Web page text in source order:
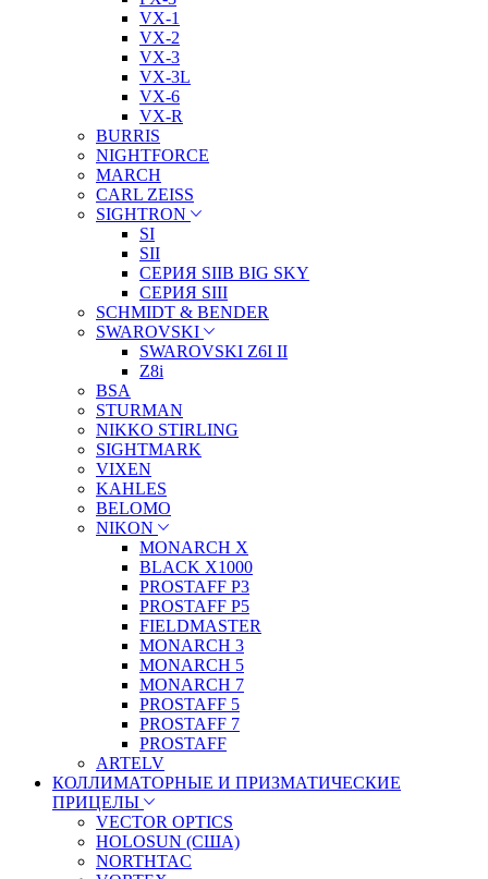
VX-1
VX-2
VX-3
VX-3L
VX-6
VX-R
BURRIS
NIGHTFORCE
MARCH
CARL ZEISS
SIGHTRON
SI
SII
СЕРИЯ SIIB BIG SKY
СЕРИЯ SIII
SCHMIDT & BENDER
SWAROVSKI
SWAROVSKI Z6I II
Z8i
BSA
STURMAN
NIKKO STIRLING
SIGHTMARK
VIXEN
KAHLES
BELOMO
NIKON
MONARCH X
BLACK X1000
PROSTAFF P3
PROSTAFF P5
FIELDMASTER
MONARCH 3
MONARCH 5
MONARCH 7
PROSTAFF 5
PROSTAFF 7
PROSTAFF
ARTELV
КОЛЛИМАТОРНЫЕ И ПРИЗМАТИЧЕСКИЕ
ПРИЦЕЛЫ
VECTOR OPTICS
HOLOSUN (США)
NORTHTAC